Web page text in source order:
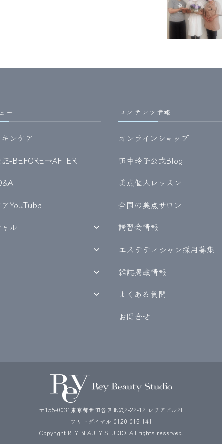
ー
ンケア
-BEFORE→AFTER
YouTube
ル
コンテンツ情報
オンラインショップ
田中玲子公式Blog
美点個人レッスン
全国の美点サロン
講習会情報
エステティシャン採用募集
雑誌掲載情報
よくある質問
お問合せ
〒155-0031東京都世田谷区北沢2-22-12 レフアビル2F
フリーダイヤル 0120-015-141
Copyright REY BEAUTY STUDIO. All rights reserved.